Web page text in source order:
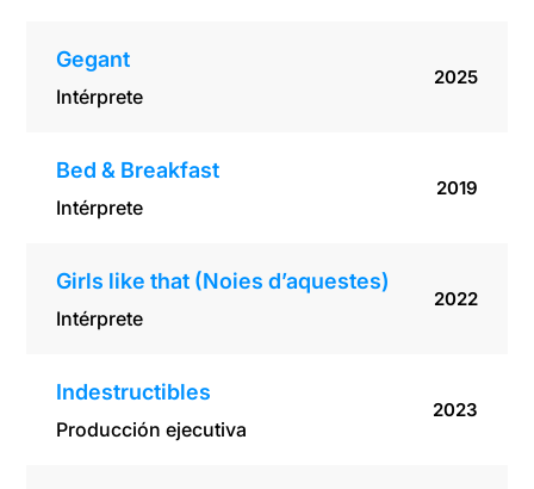
Gegant
Intérprete
2025
Bed & Breakfast
Intérprete
2019
Girls like that (Noies d’aquestes)
Intérprete
2022
Indestructibles
Producción ejecutiva
2023